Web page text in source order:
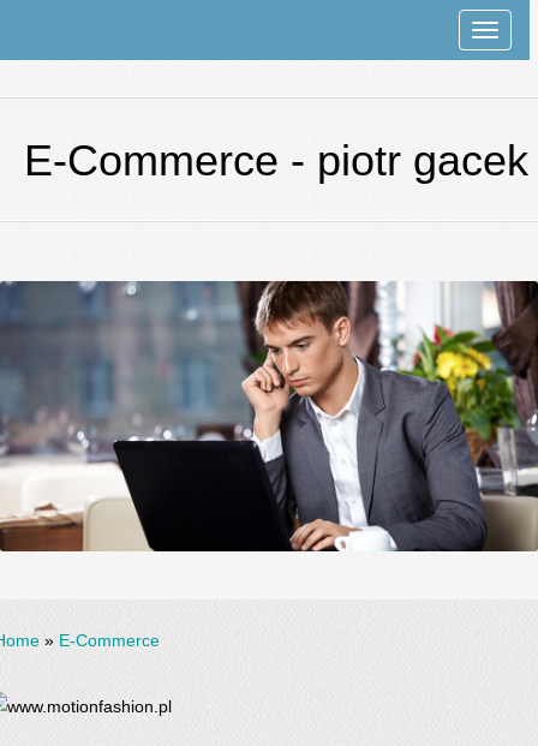
Rozwiń
E-Commerce - piotr gacek
» E-Commerce